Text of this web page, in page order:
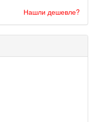
Нашли дешевле?